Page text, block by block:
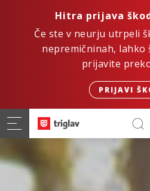
Hitra prijava
Če ste v neurju utrpeli
nepremičninah, lahko
prijavite
PRIJAVI